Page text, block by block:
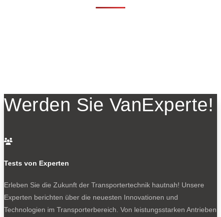
Werden Sie VanExperte!

Tests von Experten
Erleben Sie die Zukunft der Transportertechnik hautnah! Unsere
Experten berichten über die neuesten Innovationen und
Technologien im Transporterbereich. Von leistungsstarken Antrieben